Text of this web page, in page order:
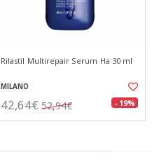
Rilastil Multirepair Serum Ha 30 ml
MILANO
42,64€ 52,94€ - 19%